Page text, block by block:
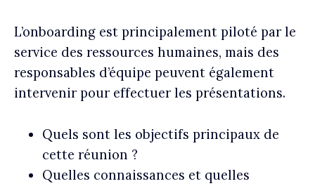
L’onboarding est principalement piloté par le
service des ressources humaines, mais des
responsables d’équipe peuvent également
intervenir pour effectuer les présentations.
Quels sont les objectifs principaux de
cette réunion ?
Quelles connaissances et quelles